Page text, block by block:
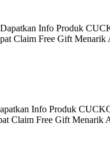
Info Produk
Claim Free Gift
Info Produk
Claim Free Gift